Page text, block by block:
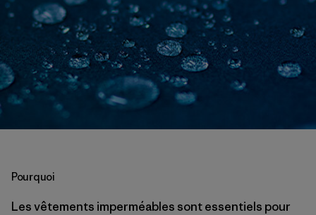
Pourquoi
Les vêtements imperméables sont essentiels pour